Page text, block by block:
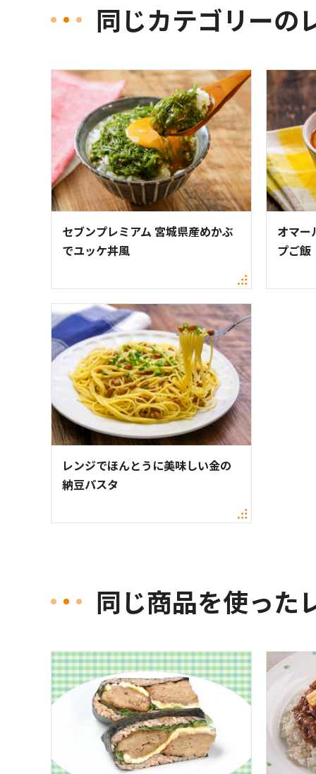
同じカテゴリーの
セブンプレミアム 宮城県産めかぶ
でユッケ丼風
オマー
プご飯
レンジでほんとうに美味しい金の
納豆パスタ
同じ商品を使った